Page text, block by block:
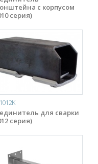
с корпусом
серия)
для сварки
серия)